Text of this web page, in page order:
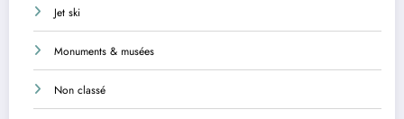
Jet ski
Monuments & musées
Non classé